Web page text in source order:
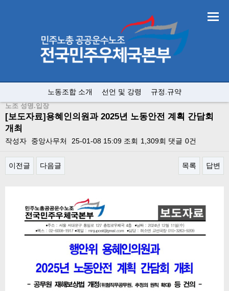
노동조합 소개 선언 및 강령 규정.규약
노조 성명.입장
[보도자료]용혜인의원과 2025년 노동안전 계획 간담회
개최
작성자 중앙사무처 25-01-08 15:09 조회 1,309회 댓글 0건
이전글 다음글 목록 답변